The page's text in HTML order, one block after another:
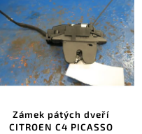
Zámek pátých dveří
CITROEN C4 PICASSO